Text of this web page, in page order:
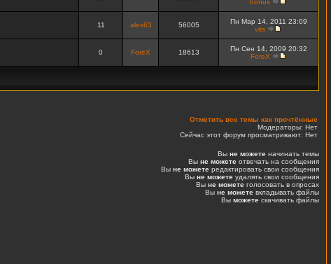
bonus
11 alex63 56005
Пн Мар 14, 2011 23:09
vits
0 ForeX 18613
Пн Сен 14, 2009 20:32
ForeX
Отметить все темы как прочтённые
Модераторы: Нет
Сейчас этот форум просматривают: Нет
Вы не можете начинать темы
Вы не можете отвечать на сообщения
Вы не можете редактировать свои сообщения
Вы не можете удалять свои сообщения
Вы не можете голосовать в опросах
Вы не можете вкладывать файлы
Вы можете скачивать файлы